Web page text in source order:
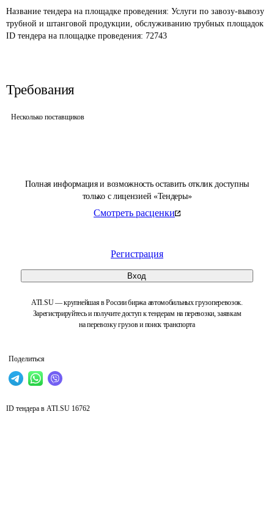
Полная информация и возможность оставить отклик доступны
только с лицензией «Тендеры»
Смотреть расценки
Регистрация
Вход
ATI.SU — крупнейшая в России биржа автомобильных грузоперевозок.
Зарегистрируйтесь и получите доступ к тендерам на перевозки, заявкам
на перевозку грузов и поиск транспорта
Поделиться
Название тендера на площадке проведения: Услуги по завозу-вывозу
трубной и штанговой продукции, обслуживанию трубных площадок
ID тендера на площадке проведения: 72743
Требования
Несколько поставщиков
ID тендера в ATI.SU 16762